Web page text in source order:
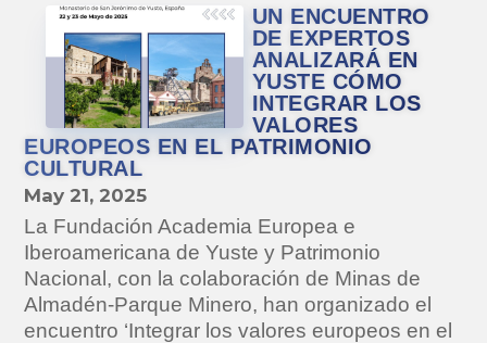
UN ENCUENTRO
DE EXPERTOS
ANALIZARÁ EN
YUSTE CÓMO
INTEGRAR LOS
VALORES
EUROPEOS EN EL PATRIMONIO
CULTURAL
May 21, 2025
La Fundación Academia Europea e
Iberoamericana de Yuste y Patrimonio
Nacional, con la colaboración de Minas de
Almadén-Parque Minero, han organizado el
encuentro ‘Integrar los valores europeos en el